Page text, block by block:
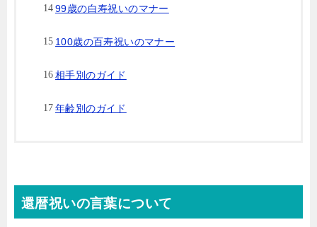
99歳の白寿祝いのマナー
100歳の百寿祝いのマナー
相手別のガイド
年齢別のガイド
還暦祝いの言葉について